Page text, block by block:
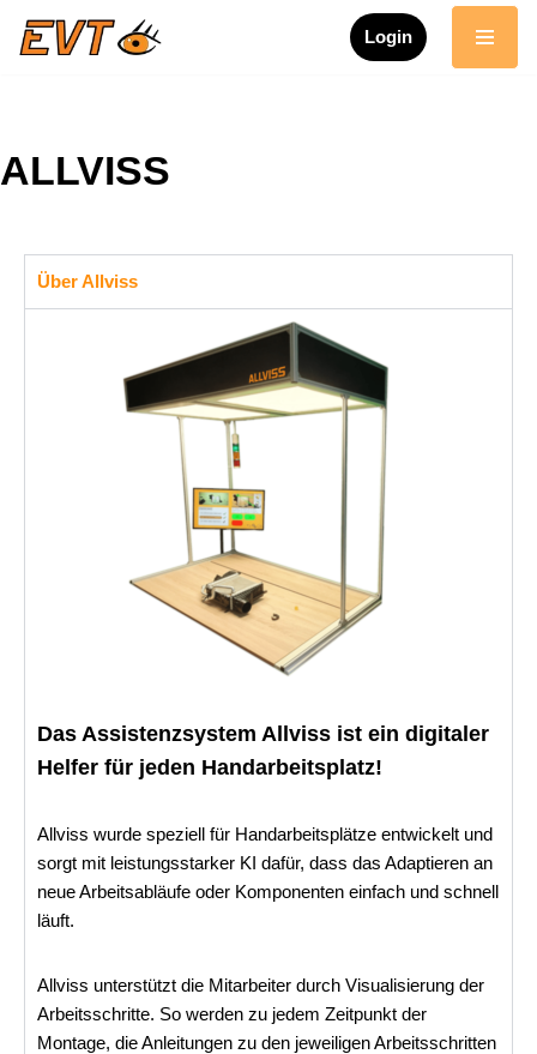
Login
ALLVISS
Über Allviss
Das Assistenzsystem Allviss ist ein digitaler
Helfer für jeden Handarbeitsplatz!
Allviss wurde speziell für Handarbeitsplätze entwickelt und
sorgt mit leistungsstarker KI dafür, dass das Adaptieren an
neue Arbeitsabläufe oder Komponenten einfach und schnell
läuft.
Allviss unterstützt die Mitarbeiter durch Visualisierung der
Arbeitsschritte. So werden zu jedem Zeitpunkt der
Montage, die Anleitungen zu den jeweiligen Arbeitsschritten